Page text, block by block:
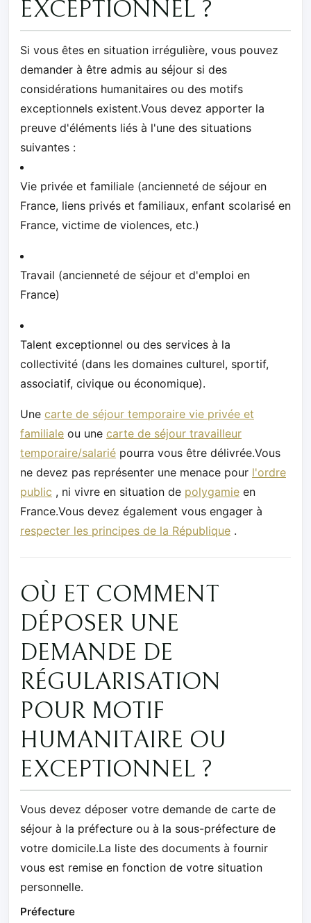
EXCEPTIONNEL ?
Si vous êtes en situation irrégulière, vous pouvez
demander à être admis au séjour si des
considérations humanitaires ou des motifs
exceptionnels existent.Vous devez apporter la
preuve d'éléments liés à l'une des situations
suivantes :
Vie privée et familiale (ancienneté de séjour en
France, liens privés et familiaux, enfant scolarisé en
France, victime de violences, etc.)
Travail (ancienneté de séjour et d'emploi en
France)
Talent exceptionnel ou des services à la
collectivité (dans les domaines culturel, sportif,
associatif, civique ou économique).
Une carte de séjour temporaire vie privée et
familiale ou une carte de séjour travailleur
temporaire/salarié pourra vous être délivrée.Vous
ne devez pas représenter une menace pour l'ordre
public , ni vivre en situation de polygamie en
France.Vous devez également vous engager à
respecter les principes de la République .
OÙ ET COMMENT
DÉPOSER UNE
DEMANDE DE
RÉGULARISATION
POUR MOTIF
HUMANITAIRE OU
EXCEPTIONNEL ?
Vous devez déposer votre demande de carte de
séjour à la préfecture ou à la sous-préfecture de
votre domicile.La liste des documents à fournir
vous est remise en fonction de votre situation
personnelle.
Préfecture